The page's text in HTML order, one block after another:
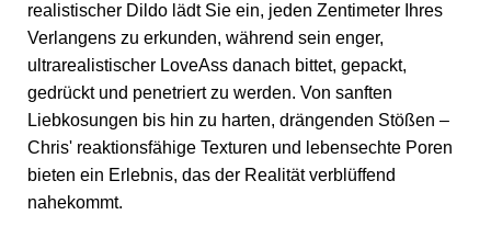
realistischer Dildo lädt Sie ein, jeden Zentimeter Ihres
Verlangens zu erkunden, während sein enger,
ultrarealistischer LoveAss danach bittet, gepackt,
gedrückt und penetriert zu werden. Von sanften
Liebkosungen bis hin zu harten, drängenden Stößen –
Chris' reaktionsfähige Texturen und lebensechte Poren
bieten ein Erlebnis, das der Realität verblüffend
nahekommt.